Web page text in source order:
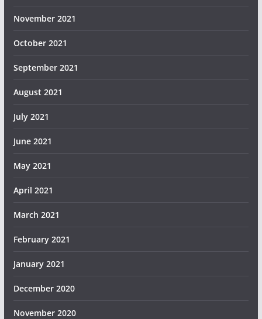
November 2021
October 2021
September 2021
August 2021
July 2021
June 2021
May 2021
April 2021
March 2021
February 2021
January 2021
December 2020
November 2020